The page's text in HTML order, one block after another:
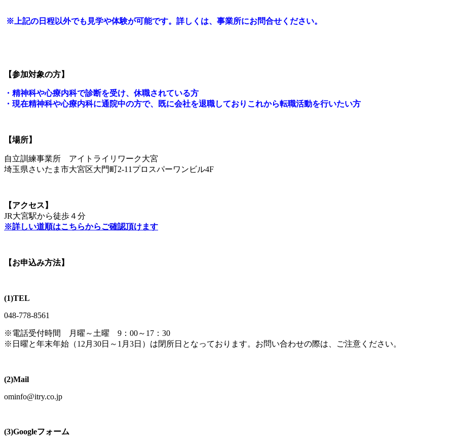
※上記の日程以外でも見学や体験が可能です。詳しくは、事業所にお問合せください。
【参加対象の方】
・精神科や心療内科で診断を受け、休職されている方
・現在精神科や心療内科に通院中の方で、既に会社を退職しておりこれから転職活動を行いたい方
【場所】
自立訓練事業所 アイトライリワーク大宮
埼玉県さいたま市大宮区大門町2-11プロスパーワンビル4F
【アクセス】
JR大宮駅から徒歩４分
※詳しい道順はこちらからご確認頂けます
【お申込み方法】
(1)TEL
048-778-8561
※電話受付時間 月曜～土曜 9：00～17：30
※日曜と年末年始（12月30日～1月3日）は閉所日となっております。お問い合わせの際は、ご注意ください。
(2)Mail
ominfo@itry.co.jp
(3)Googleフォーム